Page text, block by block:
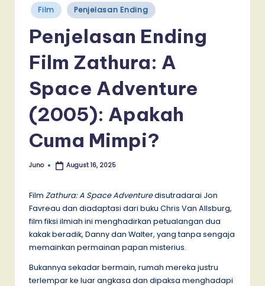
Posted
in
Film Penjelasan Ending
Penjelasan Ending
Film Zathura: A
Space Adventure
(2005): Apakah
Cuma Mimpi?
Posted
Juno August 16, 2025
Film Zathura: A Space Adventuredisutradarai Jon
Favreau dan diadaptasi dari buku Chris Van Allsburg,
film fiksi ilmiah ini menghadirkan petualangan dua
kakak beradik, Danny dan Walter, yang tanpa sengaja
memainkan permainan papan misterius.
Bukannya sekadar bermain, rumah mereka justru
terlempar ke luar angkasa dan dipaksa menghadapi